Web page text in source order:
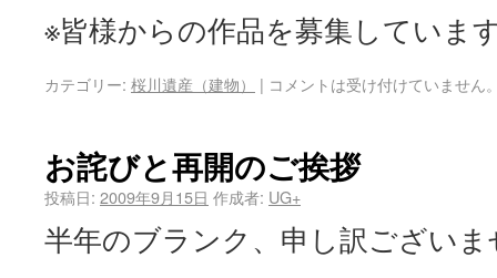
※皆様からの作品を募集していま
カテゴリー: 桜川遺産（建物） | コメントは受け付けていません
お詫びと再開のご挨拶
投稿日: 2009年9月15日 作成者: UG+
半年のブランク、申し訳ござい